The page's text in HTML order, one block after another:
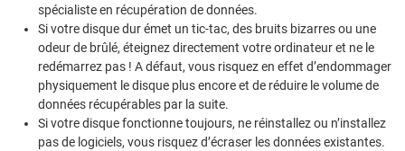
spécialiste en récupération de données.
Si votre disque dur émet un tic-tac, des bruits bizarres ou une
odeur de brûlé, éteignez directement votre ordinateur et ne le
redémarrez pas ! A défaut, vous risquez en effet d’endommager
physiquement le disque plus encore et de réduire le volume de
données récupérables par la suite.
Si votre disque fonctionne toujours, ne réinstallez ou n’installez
pas de logiciels, vous risquez d’écraser les données existantes.